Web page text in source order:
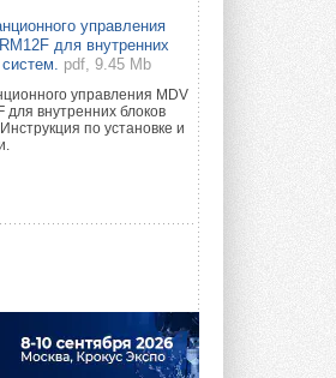
управления
для внутренних
pdf, 9.45 Mb
управления MDV
для внутренних блоков
по установке и